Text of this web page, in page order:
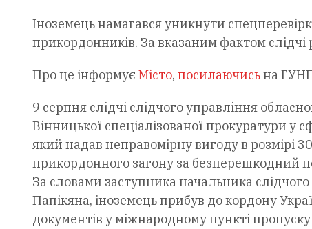
Іноземець намагався уникнути
прикордонників. За вказаним фактом
Про це інформує Місто, посилаючисьна ГУНП
9 серпня слідчі слідчого управління
Вінницької спеціалізованої прокуратури у
який надав неправомірну вигоду в розмірі
прикордонного загону за безперешкодний
За словами заступника начальника
Папікяна, іноземець прибув до кордону
документів у міжнародному пункті